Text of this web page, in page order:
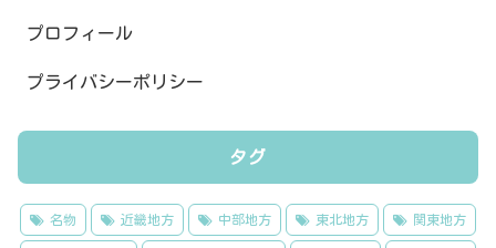
プロフィール
プライバシーポリシー
タグ
名物 近畿地方 中部地方 東北地方 関東地方